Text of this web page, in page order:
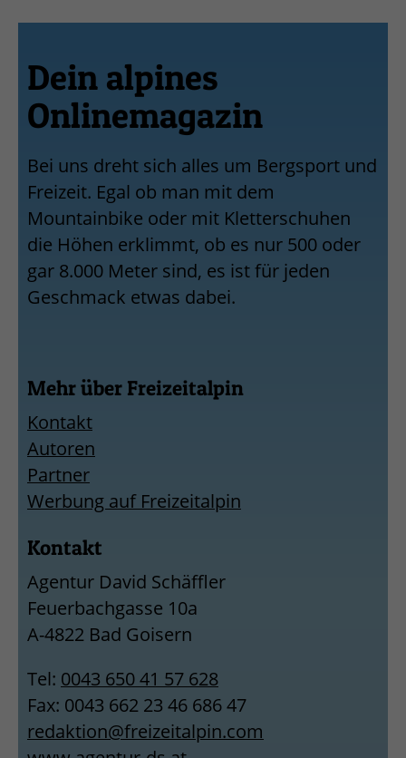
Dein alpines
Onlinemagazin
Bei uns dreht sich alles um Bergsport und
Freizeit. Egal ob man mit dem
Mountainbike oder mit Kletterschuhen
die Höhen erklimmt, ob es nur 500 oder
gar 8.000 Meter sind, es ist für jeden
Geschmack etwas dabei.
Mehr über Freizeitalpin
Kontakt
Autoren
Partner
Werbung auf Freizeitalpin
Kontakt
Agentur David Schäffler
Feuerbachgasse 10a
A-4822 Bad Goisern
Tel: 0043 650 41 57 628
Fax: 0043 662 23 46 686 47
redaktion@freizeitalpin.com